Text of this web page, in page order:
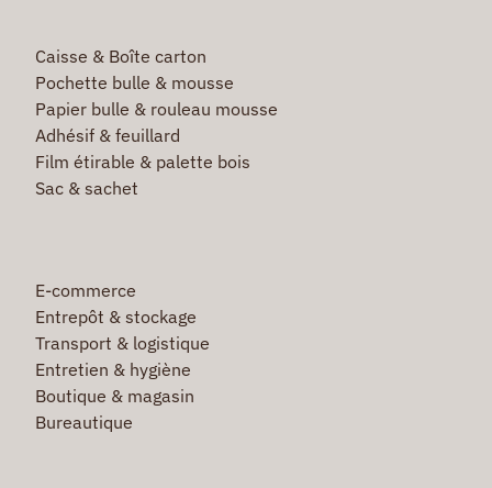
Caisse & Boîte carton
Pochette bulle & mousse
Papier bulle & rouleau mousse
Adhésif & feuillard
Film étirable & palette bois
Sac & sachet
E-commerce
Entrepôt & stockage
Transport & logistique
Entretien & hygiène
Boutique & magasin
Bureautique